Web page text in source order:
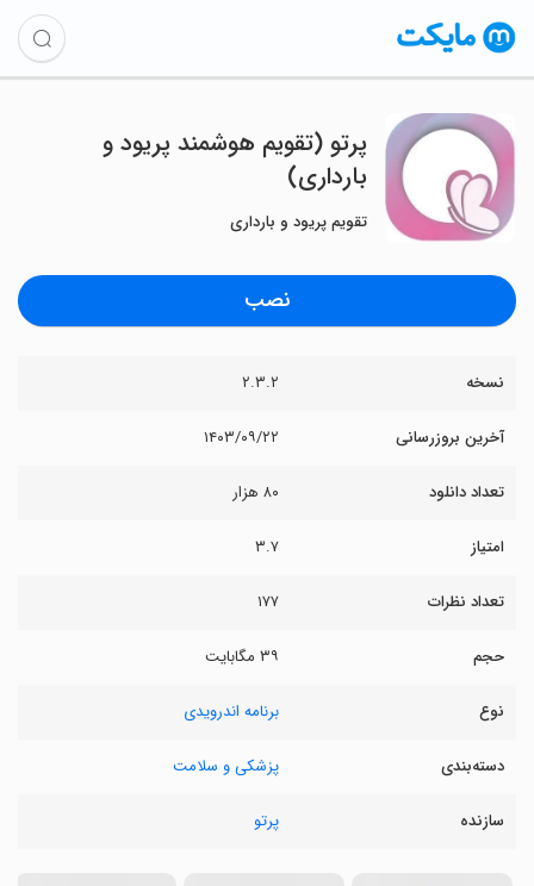
پرتو (تقویم هوشمند پریود و
بارداری)
تقویم پریود و بارداری
نصب
نسخه ۲.۳.۲
آخرین بروزرسانی ۱۴۰۳/۰۹/۲۲
تعداد دانلود ۸۰ هزار
امتیاز ۳.۷
تعداد نظرات ۱۷۷
حجم ۳۹ مگابایت
نوع برنامه اندرویدی
دسته‌بندی پزشکی و سلامت
سازنده پرتو